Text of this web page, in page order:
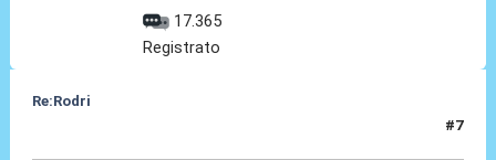
17.365
Registrato
Re:Rodri
#7